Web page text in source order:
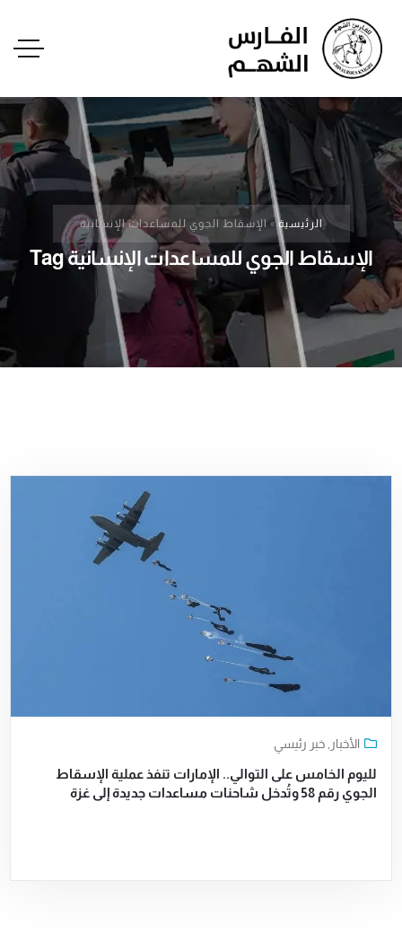
الرئيسية» الإسقاط الجوي للمساعدات الإنسانية
الإسقاط الجوي للمساعدات الإنسانية Tag
الأخبار ,خبر رئيسي
لليوم الخامس على التوالي.. الإمارات تنفذ عملية الإسقاط
الجوي رقم 58 وتُدخل شاحنات مساعدات جديدة إلى غزة